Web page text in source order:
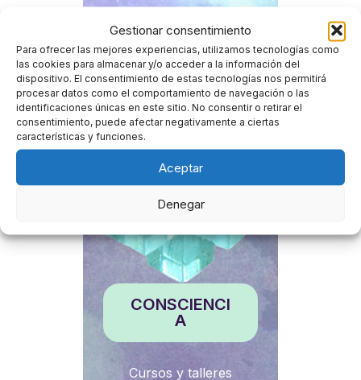
Gestionar consentimiento
Para ofrecer las mejores experiencias, utilizamos tecnologías como
las cookies para almacenar y/o acceder a la información del
dispositivo. El consentimiento de estas tecnologías nos permitirá
procesar datos como el comportamiento de navegación o las
identificaciones únicas en este sitio. No consentir o retirar el
consentimiento, puede afectar negativamente a ciertas
características y funciones.
Aceptar
Denegar
CONSCIENCI
A
Cursos y talleres